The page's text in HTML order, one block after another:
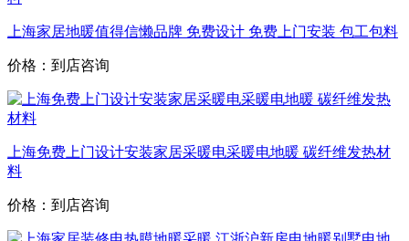
上海家居地暖值得信懒品牌 免费设计 免费上门安装 包工包料
价格：到店咨询
上海免费上门设计安装家居采暖电采暖电地暖 碳纤维发热材
料
价格：到店咨询